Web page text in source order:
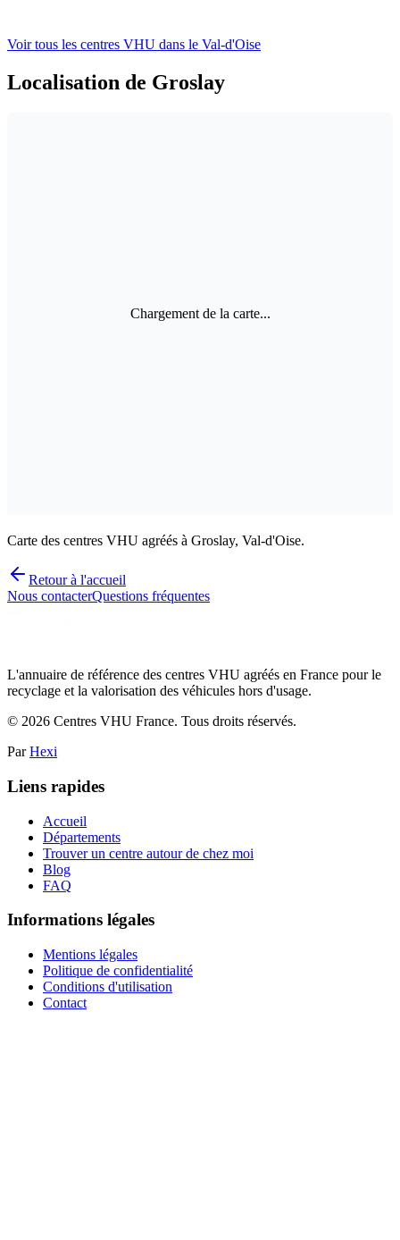
Voir tous les centres VHU dans le Val-d'Oise
Localisation de Groslay
Chargement de la carte...
Carte des centres VHU agréés à Groslay, Val-d'Oise.
Retour à l'accueil
Nous contacterQuestions fréquentes
L'annuaire de référence des centres VHU agréés en France pour le
recyclage et la valorisation des véhicules hors d'usage.
© 2026 Centres VHU France. Tous droits réservés.
Par Hexi
Liens rapides
Accueil
Départements
Trouver un centre autour de chez moi
Blog
FAQ
Informations légales
Mentions légales
Politique de confidentialité
Conditions d'utilisation
Contact